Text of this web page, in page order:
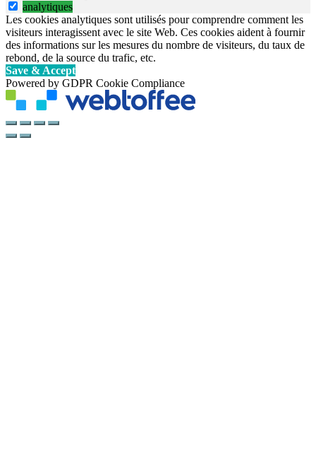
analytiques
Les cookies analytiques sont utilisés pour comprendre comment les
visiteurs interagissent avec le site Web. Ces cookies aident à fournir
des informations sur les mesures du nombre de visiteurs, du taux de
rebond, de la source du trafic, etc.
Save & Accept
Powered by GDPR Cookie Compliance